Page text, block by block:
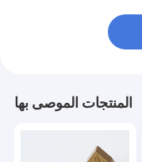
المنتجات الموصى بها